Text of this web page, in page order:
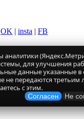
OK | insta | FB
для улучшения
данные указанные
не передаются третьим
с этим.
Согласен Не